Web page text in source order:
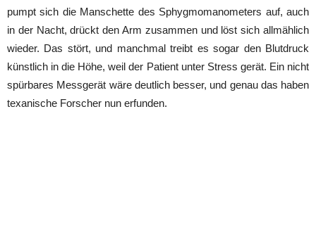
pumpt sich die Manschette des Sphygmomanometers auf, auch
in der Nacht, drückt den Arm zusammen und löst sich allmählich
wieder. Das stört, und manchmal treibt es sogar den Blutdruck
künstlich in die Höhe, weil der Patient unter Stress gerät. Ein nicht
spürbares Messgerät wäre deutlich besser, und genau das haben
texanische Forscher nun erfunden.